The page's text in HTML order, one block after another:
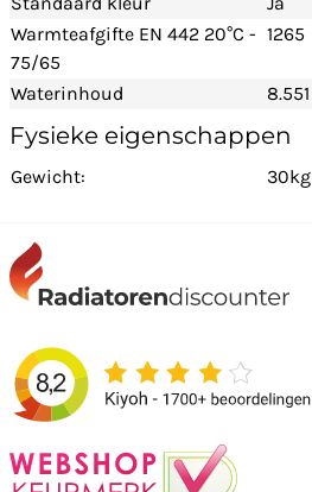
Warmteafgifte EN 442 20°C -
75/65
1265
Waterinhoud 8.551
Fysieke eigenschappen
Gewicht: 30kg